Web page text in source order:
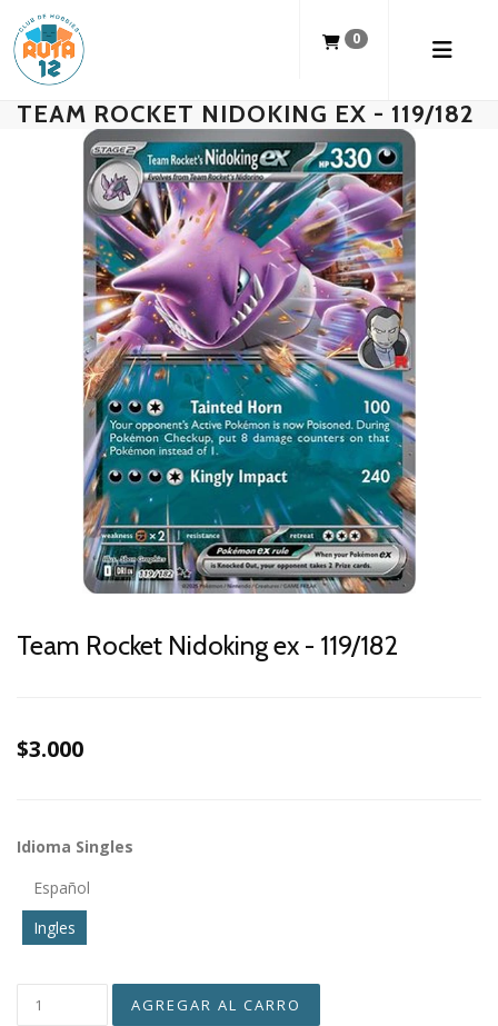
0
TEAM ROCKET NIDOKING EX - 119/182
Team Rocket Nidoking ex - 119/182
$3.000
Idioma Singles
Español
Ingles